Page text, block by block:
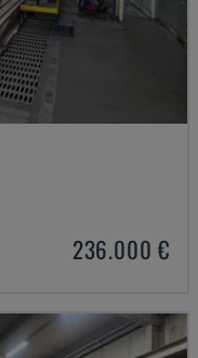
236.000 €